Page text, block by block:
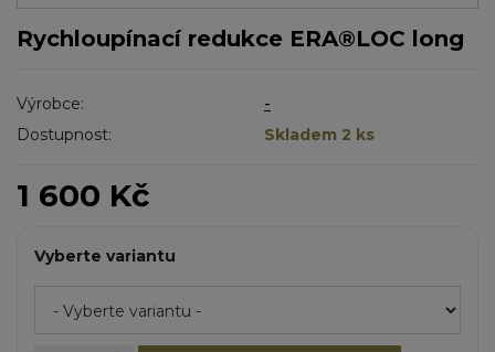
Rychloupínací redukce ERA®LOC long
Výrobce:
-
Dostupnost:
Skladem 2 ks
1 600 Kč
Vyberte variantu